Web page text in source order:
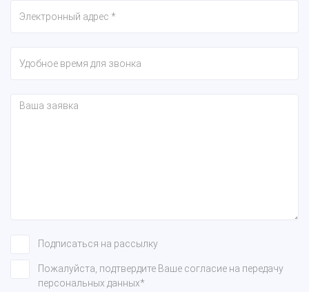
Подписаться на рассылку
Пожалуйста, подтвердите Ваше согласие на передачу
персональных данных*